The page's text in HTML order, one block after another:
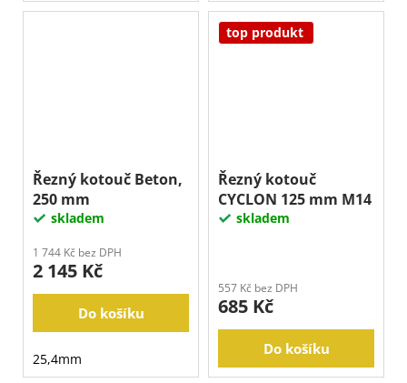
Řezný kotouč Beton,
250 mm
skladem
1 744 Kč bez DPH
2 145 Kč
Do košíku
25,4mm
top produkt
Řezný kotouč
CYCLON 125 mm M14
skladem
557 Kč bez DPH
685 Kč
Do košíku